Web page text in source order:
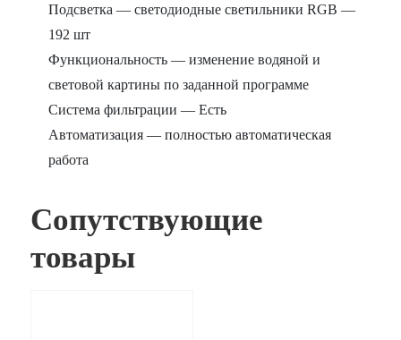
Подсветка — светодиодные светильники RGB —
192 шт
Функциональность — изменение водяной и
световой картины по заданной программе
Система фильтрации — Есть
Автоматизация — полностью автоматическая
работа
Сопутствующие
товары